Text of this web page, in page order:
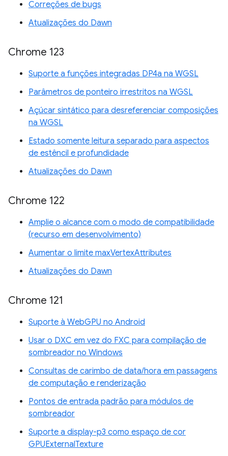
Correções de bugs
Atualizações do Dawn
Chrome 123
Suporte a funções integradas DP4a na WGSL
Parâmetros de ponteiro irrestritos na WGSL
Açúcar sintático para desreferenciar composições
na WGSL
Estado somente leitura separado para aspectos
de estêncil e profundidade
Atualizações do Dawn
Chrome 122
Amplie o alcance com o modo de compatibilidade
(recurso em desenvolvimento)
Aumentar o limite maxVertexAttributes
Atualizações do Dawn
Chrome 121
Suporte à WebGPU no Android
Usar o DXC em vez do FXC para compilação de
sombreador no Windows
Consultas de carimbo de data/hora em passagens
de computação e renderização
Pontos de entrada padrão para módulos de
sombreador
Suporte a display-p3 como espaço de cor
GPUExternalTexture